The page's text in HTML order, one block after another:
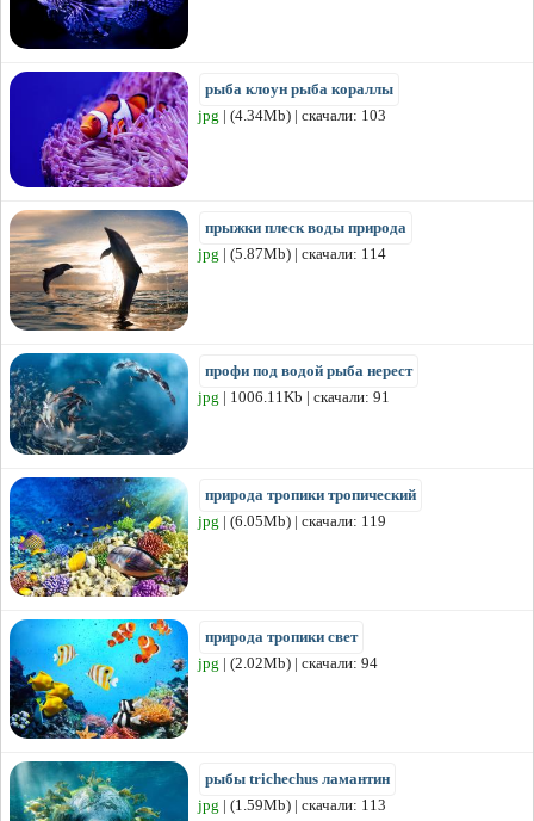
рыба клоун рыба кораллы
jpg | (4.34Mb) | скачали: 103
прыжки плеск воды природа
jpg | (5.87Mb) | скачали: 114
профи под водой рыба нерест
jpg | 1006.11Kb | скачали: 91
природа тропики тропический
jpg | (6.05Mb) | скачали: 119
природа тропики свет
jpg | (2.02Mb) | скачали: 94
рыбы trichechus ламантин
jpg | (1.59Mb) | скачали: 113